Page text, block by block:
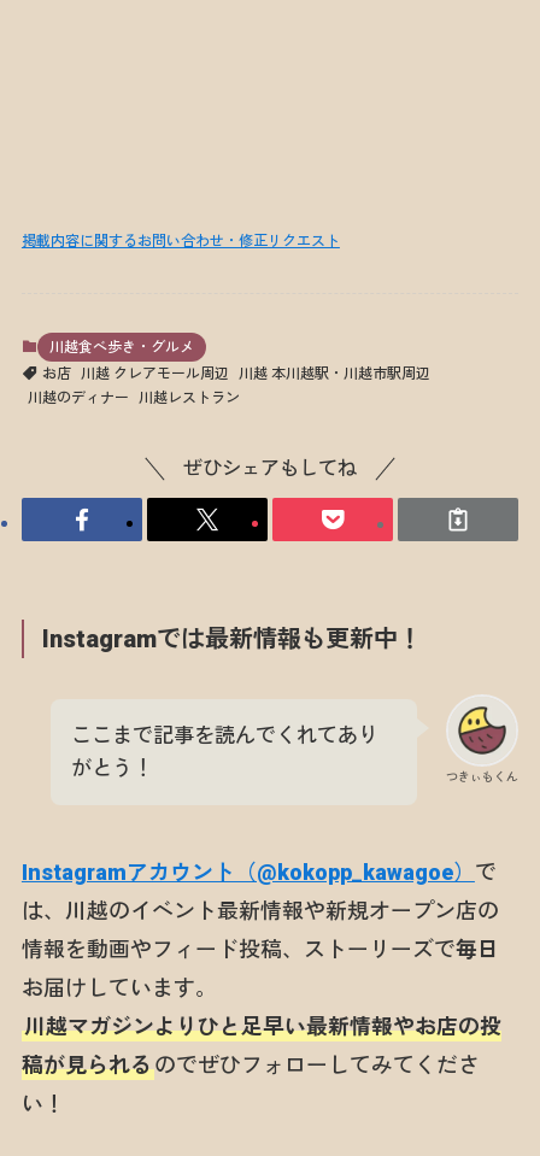
掲載内容に関するお問い合わせ・修正リクエスト
川越食べ歩き・グルメ
お店 川越 クレアモール周辺
川越 本川越駅・川越市駅周辺
川越のディナー
川越レストラン
ぜひシェアもしてね
Instagramでは最新情報も更新中！
つきぃもくん
ここまで記事を読んでくれてあり
がとう！
Instagramアカウント（@kokopp_kawagoe） で
は、川越のイベント最新情報や新規オープン店の
情報を動画やフィード投稿、ストーリーズで毎日
お届けしています。
川越マガジンよりひと足早い最新情報やお店の投
稿が見られるのでぜひフォローしてみてくださ
い！